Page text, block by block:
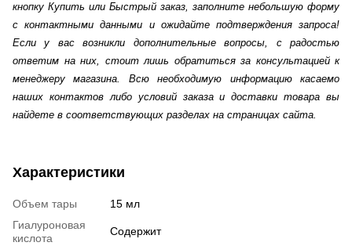
кнопку Купить или Быстрый заказ, заполните небольшую форму
с контактными данными и ожидайте подтверждения запроса!
Если у вас возникли дополнительные вопросы, с радостью
ответим на них, стоит лишь обратиться за консультацией к
менеджеру магазина. Всю необходимую информацию касаемо
наших контактов либо условий заказа и доставки товара вы
найдете в соответствующих разделах на страницах сайта.
Характеристики
Объем тары
15 мл
Гиалуроновая
кислота
Содержит